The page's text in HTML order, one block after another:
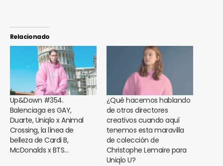
Relacionado
Up&Down #354.
Balenciaga es GAY,
Duarte, Uniqlo x Animal
Crossing, la línea de
belleza de Cardi B,
McDonalds x BTS…
¿Qué hacemos hablando
de otros directores
creativos cuando aquí
tenemos esta maravilla
de colección de
Christophe Lemaire para
Uniqlo U?